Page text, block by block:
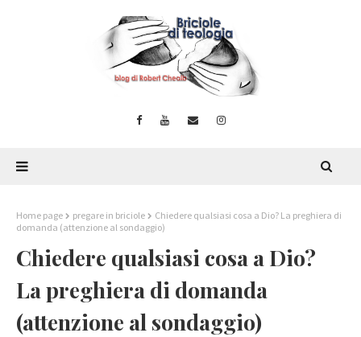
Home page pregare in briciole
Chiedere qualsiasi cosa a Dio? La preghiera di
domanda (attenzione al sondaggio)
Chiedere qualsiasi cosa a Dio?
La preghiera di domanda
(attenzione al sondaggio)